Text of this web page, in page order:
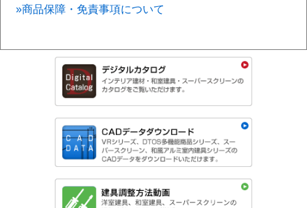
»商品保障・免責事項について